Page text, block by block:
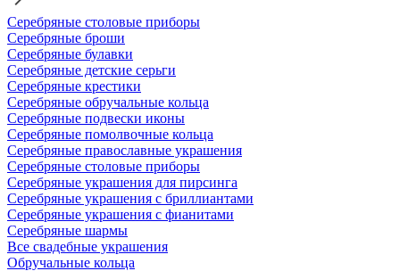
Серебряные столовые приборы
Серебряные броши
Серебряные булавки
Серебряные детские серьги
Серебряные крестики
Серебряные обручальные кольца
Серебряные подвески иконы
Серебряные помолвочные кольца
Серебряные православные украшения
Серебряные столовые приборы
Серебряные украшения для пирсинга
Серебряные украшения с бриллиантами
Серебряные украшения с фианитами
Серебряные шармы
Все свадебные украшения
Обручальные кольца